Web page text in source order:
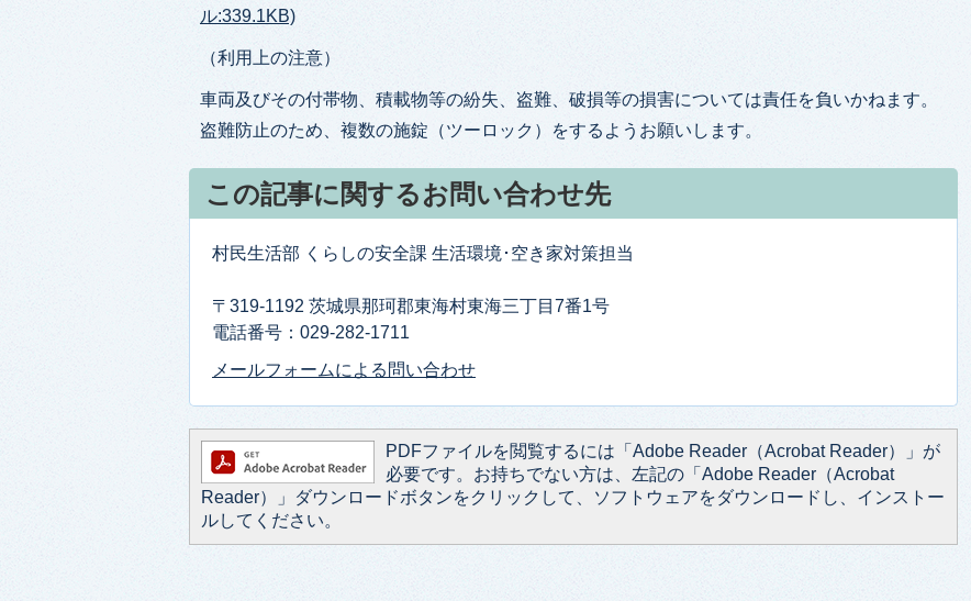
ル:339.1KB)
（利用上の注意）
車両及びその付帯物、積載物等の紛失、盗難、破損等の損害については責任を負いかねます。
盗難防止のため、複数の施錠（ツーロック）をするようお願いします。
この記事に関するお問い合わせ先
村民生活部 くらしの安全課 生活環境･空き家対策担当
〒319-1192 茨城県那珂郡東海村東海三丁目7番1号
電話番号：029-282-1711
メールフォームによる問い合わせ
PDFファイルを閲覧するには「Adobe Reader（Acrobat Reader）」が
必要です。お持ちでない方は、左記の「Adobe Reader（Acrobat
Reader）」ダウンロードボタンをクリックして、ソフトウェアをダウンロードし、インストー
ルしてください。